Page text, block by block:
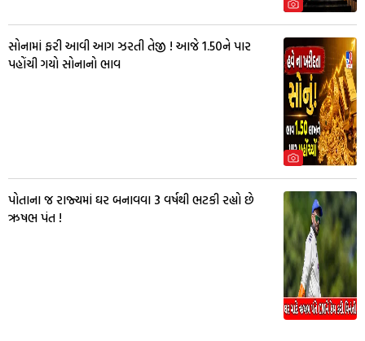
સોનામાં ફરી આવી આગ ઝરતી તેજી ! આજે 1.50ને પાર
પહોંચી ગયો સોનાનો ભાવ
પોતાના જ રાજ્યમાં ઘર બનાવવા 3 વર્ષથી ભટકી રહ્યો છે
ઋષભ પંત !